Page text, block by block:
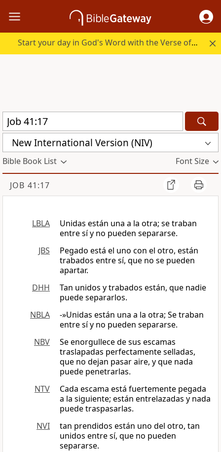
Start your day in God's Word with the Verse of the Day.
New International Version (NIV)
Bible Book List Font Size
JOB 41:17
LBLA
Unidas están una a la otra; se traban
entre sí y no pueden separarse.
JBS
Pegado está el uno con el otro, están
trabados entre sí, que no se pueden
apartar.
DHH
Tan unidos y trabados están, que nadie
puede separarlos.
NBLA
-»Unidas están una a la otra; Se traban
entre sí y no pueden separarse.
NBV
Se enorgullece de sus escamas
traslapadas perfectamente selladas,
que no dejan pasar aire, y que nada
puede penetrarlas.
NTV
Cada escama está fuertemente pegada
a la siguiente; están entrelazadas y nada
puede traspasarlas.
NVI
tan prendidos están uno del otro, tan
unidos entre sí, que no pueden
separarse.